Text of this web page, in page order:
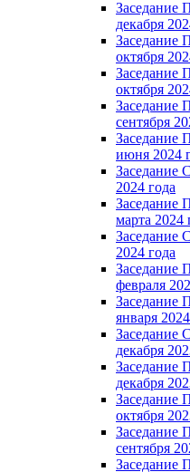
декабря
октября
октября
сентября
июня 2024
Заседание
2024 года
марта 2024
2024 года
февраля
января
декабря
Заседание
декабря
октября
Заседание
сентября